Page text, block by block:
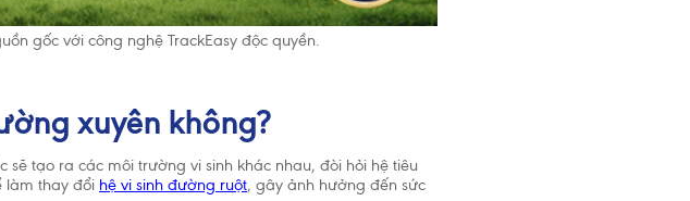
gốc với công nghệ TrackEasy độc quyền.
xuyên không?
tạo ra các môi trường vi sinh khác nhau, đòi hỏi hệ tiêu
làm thay đổi hệ vi sinh đường ruột, gây ảnh hưởng đến sức